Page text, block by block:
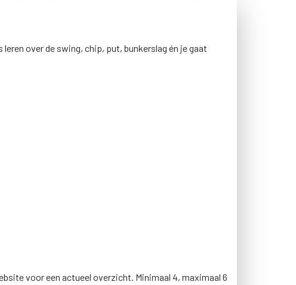
over de swing, chip, put, bunkerslag én je gaat
voor een actueel overzicht. Minimaal 4, maximaal 6